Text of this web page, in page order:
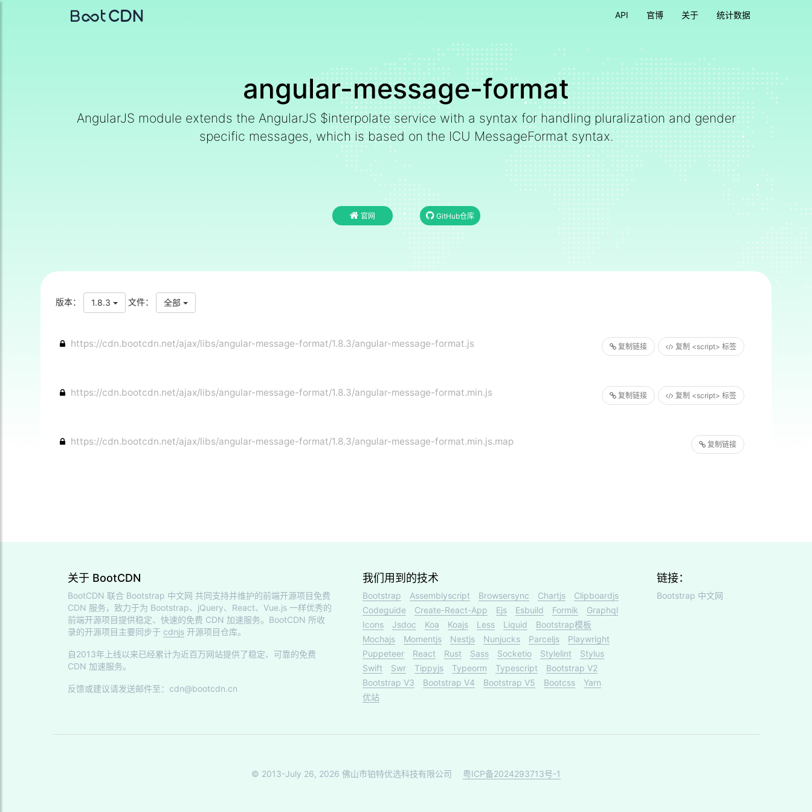
API 官博 关于 统计数据
angular-message-format
AngularJS module extends the AngularJS $interpolate service with a syntax for handling pluralization and gender
specific messages, which is based on the ICU MessageFormat syntax.
官网 GitHub仓库
版本： 1.8.3 文件： 全部
复制链接 复制 <script> 标签
https://cdn.bootcdn.net/ajax/libs/angular-message-format/1.8.3/angular-message-format.js
复制链接 复制 <script> 标签
https://cdn.bootcdn.net/ajax/libs/angular-message-format/1.8.3/angular-message-format.min.js
复制链接
https://cdn.bootcdn.net/ajax/libs/angular-message-format/1.8.3/angular-message-format.min.js.map
关于 BootCDN
BootCDN 联合 Bootstrap 中文网 共同支持并维护的前端开源项目免费
CDN 服务，致力于为 Bootstrap、jQuery、React、Vue.js 一样优秀的
前端开源项目提供稳定、快速的免费 CDN 加速服务。BootCDN 所收
录的开源项目主要同步于 cdnjs 开源项目仓库。
自2013年上线以来已经累计为近百万网站提供了稳定、可靠的免费
CDN 加速服务。
反馈或建议请发送邮件至：cdn@bootcdn.cn
我们用到的技术
Bootstrap Assemblyscript Browsersync Chartjs
Clipboardjs
Codeguide
Create-React-App Ejs Esbuild Formik
Graphql
Icons
Jsdoc Koa Koajs Less Liquid
Bootstrap模板
Mochajs
Momentjs Nestjs Nunjucks Parceljs
Playwright
Puppeteer
React Rust Sass Socketio Stylelint
Stylus
Swift
Swr Tippyjs Typeorm Typescript
Bootstrap V2
Bootstrap V3
Bootstrap V4 Bootstrap V5 Bootcss
Yarn
优站
链接：
Bootstrap 中文网
© 2013-July 26, 2026 佛山市铂特优选科技有限公司 粤ICP备2024293713号-1